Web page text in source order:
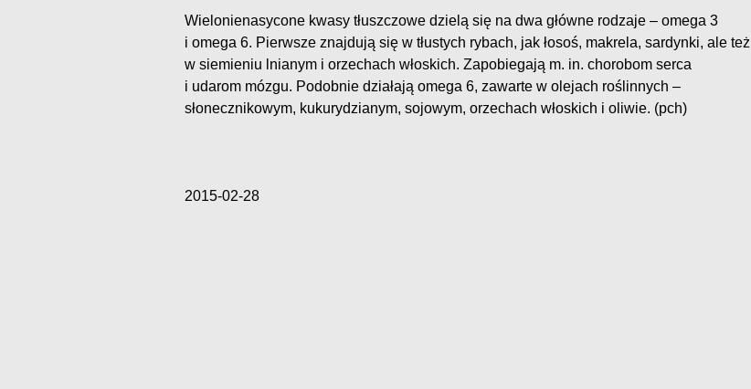
Wielonienasycone kwasy tłuszczowe dzielą się na dwa główne rodzaje – omega 3
i omega 6. Pierwsze znajdują się w tłustych rybach, jak łosoś, makrela, sardynki, ale też
w siemieniu lnianym i orzechach włoskich. Zapobiegają m. in. chorobom serca
i udarom mózgu. Podobnie działają omega 6, zawarte w olejach roślinnych –
słonecznikowym, kukurydzianym, sojowym, orzechach włoskich i oliwie. (pch)
2015-02-28